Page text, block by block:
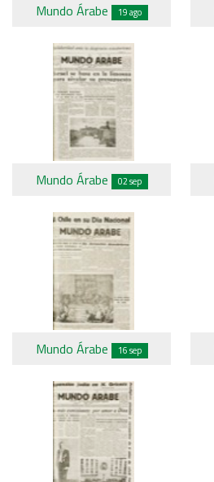
Mundo Árabe 19 ago
Mundo Árabe 02 sep
Mundo Árabe 16 sep